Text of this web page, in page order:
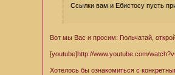
Ссылки вам и Ебистосу пусть
Вот мы Вас и просим: Гюльчатай,
[youtube]http://www.youtube.com/
Хотелось бы ознакомиться с